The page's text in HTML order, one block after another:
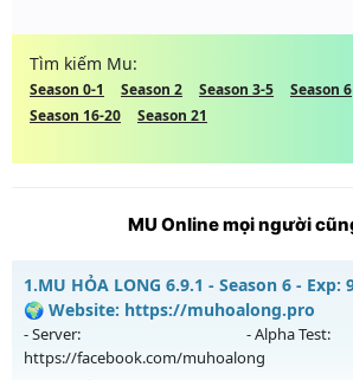
Tìm kiếm Mu:
Season 0-1 Season 2 Season 3-5 Season 6
Season 16-20
Season 21
MU Online mọi người
1.MU HỎA LONG 6.9.1 - Season 6 - Exp:
🌍 Website: https://muhoalong.pro
- Server:
https://facebook.com/muhoalong
- Alpha Test: